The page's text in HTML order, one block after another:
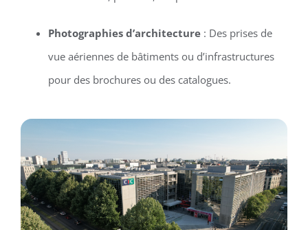
Photographies d’architecture: Des prises de
vue aériennes de bâtiments ou d’infrastructures
pour des brochures ou des catalogues.